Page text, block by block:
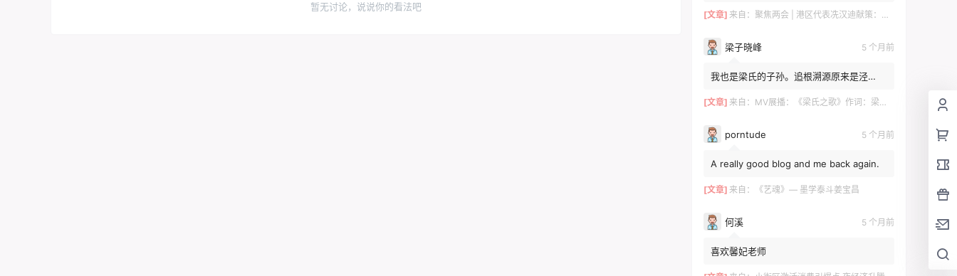
暂无讨论，说说你的看法吧
[文章] 来自： 聚焦两会 | 港区代表冼汉迪献策：科技+文旅融合，绘就高质量发展新图景
梁子晓峰 5 个月前
我也是梁氏的子孙。追根溯源原来是泾
感觉是一个旁枝。泾川倒是...
[文章] 来自： MV展播：《梁氏之歌》作词：梁自然 梁敬岩 梁菊友 作曲：李红俊 梁敬岩 演唱：郝立勇
porntude 5 个月前
A really good blog and me back again.
[文章] 来自： 《艺魂》— 墨学泰斗姜宝昌
何溪 5 个月前
喜欢馨妃老师